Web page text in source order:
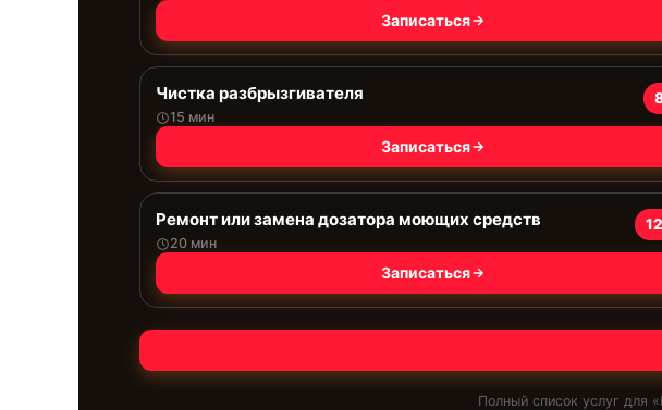
Записаться
Чистка разбрызгивателя
15 мин
Записаться
Ремонт или замена дозатора моющих средств
20 мин
Записаться
Полный список услуг для «